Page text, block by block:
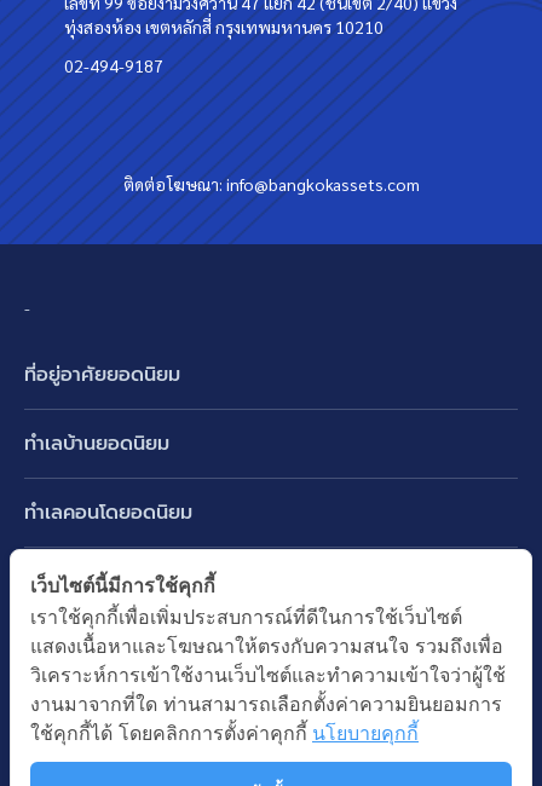
ทุ่งสองห้อง เขตหลักสี่ กรุงเทพมหานคร 10210
02-494-9187
ติดต่อโฆษณา:info@bangkokassets.com
-
ที่อยู่อาศัยยอดนิยม
ทาวน์เฮ้าส์ ทาวน์โฮม
คอนโดมิเนียม
อาคารพาณิชย์ ตึกแถว
ที่ดินเปล่า
อพาร์ทเม้นท์ หอพัก
ออฟฟิต สำนักงาน
โรงงาน โกดัง
ทำเลบ้านยอดนิยม
บางนา รามคำแหง 2
ปทุมธานี รังสิต ลำลูกกา
นนทบุรี บางใหญ่ บางบัวทอง
ทำเลคอนโดยอดนิยม
พระราม 9
อ่อนนุช ปุณณวิถี
รัชดาภิเษก ห้วยขวาง
ห้าแยกลาดพร้าว
ทำเล BTS ยอดนิยม
BTS ทองหล่อ
BTS เอกมัย
BTS พร้อมพงษ์
BTS อ่อนนุช
ทำเล MRT ยอดนิยม
MRT เพชรบุรี
MRT พระราม 9
คำค้นยอดนิยม
บ้านมือสอง
เว็บไซต์นี้มีการใช้คุกกี้
เราใช้คุกกี้เพื่อเพิ่มประสบการณ์ที่ดีในการใช้เว็บไซต์
แสดงเนื้อหาและโฆษณาให้ตรงกับความสนใจ รวมถึงเพื่อ
วิเคราะห์การเข้าใช้งานเว็บไซต์และทำความเข้าใจว่าผู้ใช้
งานมาจากที่ใด ท่านสามารถเลือกตั้งค่าความยินยอมการ
ใช้คุกกี้ได้ โดยคลิกการตั้งค่าคุกกี้ นโยบายคุกกี้